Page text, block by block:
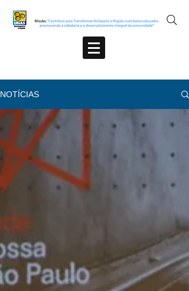
NOTÍCIAS